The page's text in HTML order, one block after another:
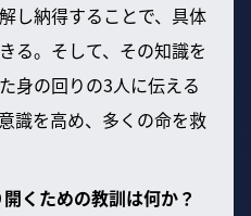
し納得することで、具体
る。そして、その知識を
身の回りの3人に伝える
識を高め、多くの命を救
くための教訓は何か？